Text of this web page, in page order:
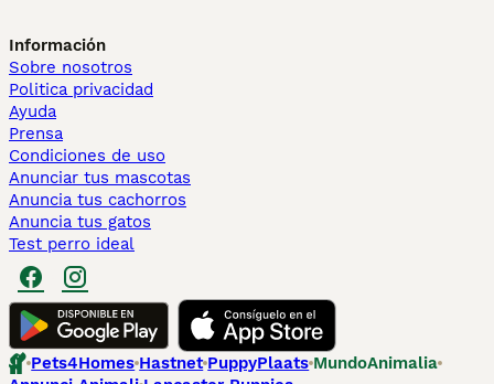
Información
Sobre nosotros
Politica privacidad
Ayuda
Prensa
Condiciones de uso
Anunciar tus mascotas
Anuncia tus cachorros
Anuncia tus gatos
Test perro ideal
Pets4Homes Hastnet PuppyPlaats MundoAnimalia